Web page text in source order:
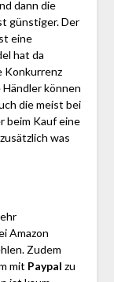
dann die
günstiger. Der
eine
hat da
Konkurrenz
können
die meist bei
beim Kauf eine
was
Amazon
Zudem
mit Paypal zu